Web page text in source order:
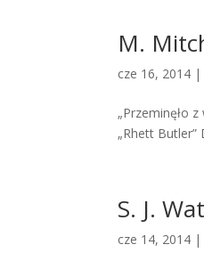
M.
cze 16, 2014 |
„Przeminęło
„Rhett Butler”
S. J.
cze 14, 2014 |